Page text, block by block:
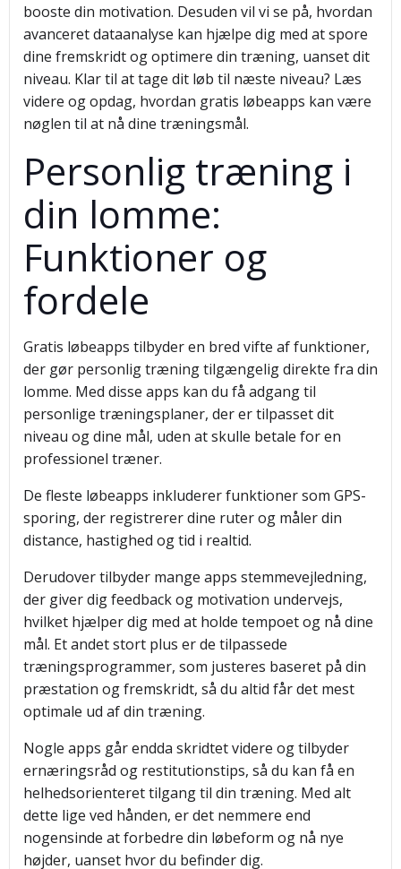
booste din motivation. Desuden vil vi se på, hvordan
avanceret dataanalyse kan hjælpe dig med at spore
dine fremskridt og optimere din træning, uanset dit
niveau. Klar til at tage dit løb til næste niveau? Læs
videre og opdag, hvordan gratis løbeapps kan være
nøglen til at nå dine træningsmål.
Personlig træning i
din lomme:
Funktioner og
fordele
Gratis løbeapps tilbyder en bred vifte af funktioner,
der gør personlig træning tilgængelig direkte fra din
lomme. Med disse apps kan du få adgang til
personlige træningsplaner, der er tilpasset dit
niveau og dine mål, uden at skulle betale for en
professionel træner.
De fleste løbeapps inkluderer funktioner som GPS-
sporing, der registrerer dine ruter og måler din
distance, hastighed og tid i realtid.
Derudover tilbyder mange apps stemmevejledning,
der giver dig feedback og motivation undervejs,
hvilket hjælper dig med at holde tempoet og nå dine
mål. Et andet stort plus er de tilpassede
træningsprogrammer, som justeres baseret på din
præstation og fremskridt, så du altid får det mest
optimale ud af din træning.
Nogle apps går endda skridtet videre og tilbyder
ernæringsråd og restitutionstips, så du kan få en
helhedsorienteret tilgang til din træning. Med alt
dette lige ved hånden, er det nemmere end
nogensinde at forbedre din løbeform og nå nye
højder, uanset hvor du befinder dig.